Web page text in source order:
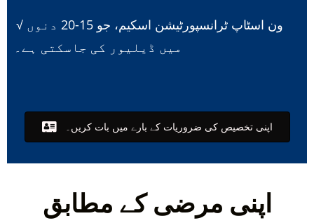
√ ون اسٹاپ ٹرانسپورٹیشن اسکیم، جو 15-20 دنوں
میں ڈیلیور کی جاسکتی ہے۔
اپنی تخصیص کی ضروریات کے بارے میں بات کریں۔
اپنی مرضی کے مطابق